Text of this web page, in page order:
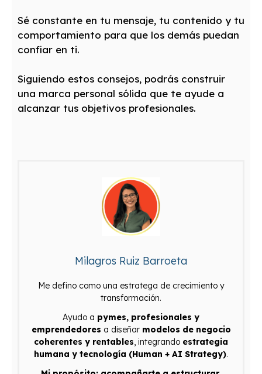
Sé constante en tu mensaje, tu contenido y tu
comportamiento para que los demás puedan
confiar en ti.
Siguiendo estos consejos, podrás construir
una marca personal sólida que te ayude a
alcanzar tus objetivos profesionales.
Milagros Ruiz Barroeta
Me defino como una estratega de crecimiento y
transformación.
Ayudo a pymes, profesionales y
emprendedores a diseñar modelos de negocio
coherentes y rentables, integrando estrategia
humana y tecnología (Human + AI Strategy).